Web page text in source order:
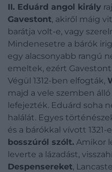
II. Eduárd angol király
Gavestont, akiről máig
barátja volt-e, vagy
Mindenesetre a bárók
egy alacsonyabb rangú
emeltek, ezért
Végül 1312-ben elfogták,
majd a vele szemben
lefejezték. Eduárd soha
halálát. Egyes
és a bárókkal vívott
bosszúról szólt. Amikor
leverte a lázadást,
Despensereket,